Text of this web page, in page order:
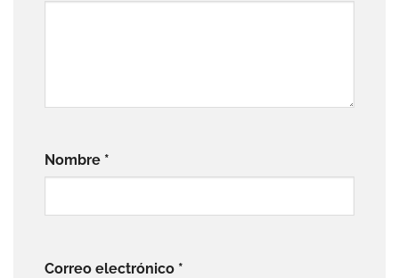
Nombre *
Correo electrónico *